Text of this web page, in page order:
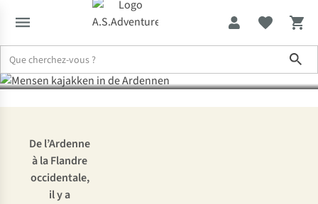
Expertise & Conseils Où faire du kayak en Belgique ?
Belgique ?
De l’Ardenne
à la Flandre
occidentale,
il y a